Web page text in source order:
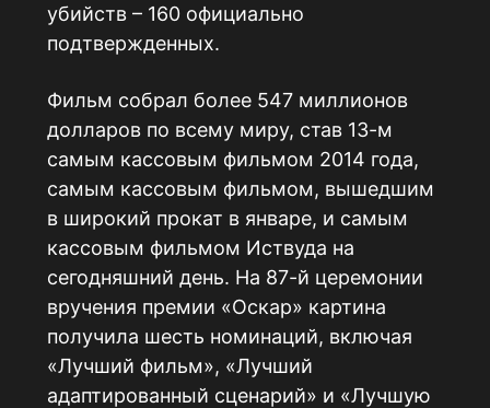
убийств – 160 официально
подтвержденных.
Фильм собрал более 547 миллионов
долларов по всему миру, став 13-м
самым кассовым фильмом 2014 года,
самым кассовым фильмом, вышедшим
в широкий прокат в январе, и самым
кассовым фильмом Иствуда на
сегодняшний день. На 87-й церемонии
вручения премии «Оскар» картина
получила шесть номинаций, включая
«Лучший фильм», «Лучший
адаптированный сценарий» и «Лучшую